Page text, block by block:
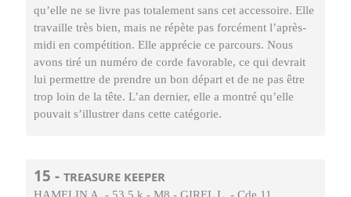
qu’elle ne se livre pas totalement sans cet accessoire. Elle
travaille très bien, mais ne répète pas forcément l’après-
midi en compétition. Elle apprécie ce parcours. Nous
avons tiré un numéro de corde favorable, ce qui devrait
lui permettre de prendre un bon départ et de ne pas être
trop loin de la tête. L’an dernier, elle a montré qu’elle
pouvait s’illustrer dans cette catégorie.
15 - TREASURE KEEPER